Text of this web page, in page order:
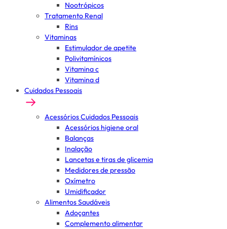
Nootrópicos
Tratamento Renal
Rins
Vitaminas
Estimulador de apetite
Polivitamínicos
Vitamina c
Vitamina d
Cuidados Pessoais
Acessórios Cuidados Pessoais
Acessórios higiene oral
Balanças
Inalação
Lancetas e tiras de glicemia
Medidores de pressão
Oxímetro
Umidificador
Alimentos Saudáveis
Adoçantes
Complemento alimentar